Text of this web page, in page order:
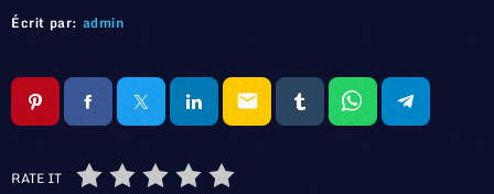
Écrit par: admin
email
RATE IT